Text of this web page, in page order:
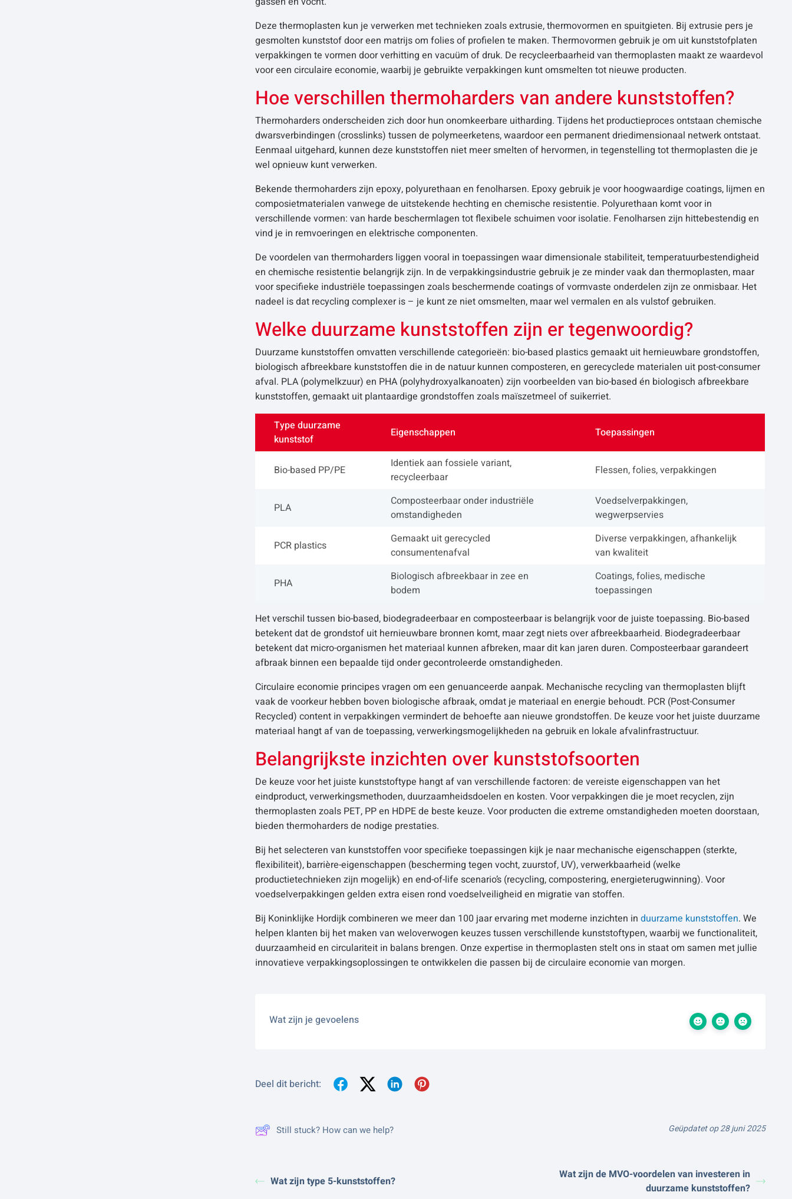
Deze thermoplasten kun je verwerken met technieken zoals extrusie, thermovormen en spuitgieten. Bij extrusie pers je
gesmolten kunststof door een matrijs om folies of profielen te maken. Thermovormen gebruik je om uit kunststofplaten
verpakkingen te vormen door verhitting en vacuüm of druk. De recycleerbaarheid van thermoplasten maakt ze waardevol
voor een circulaire economie, waarbij je gebruikte verpakkingen kunt omsmelten tot nieuwe producten.
Hoe verschillen thermoharders van andere kunststoffen?
Thermoharders onderscheiden zich door hun onomkeerbare uitharding. Tijdens het productieproces ontstaan chemische
dwarsverbindingen (crosslinks) tussen de polymeerketens, waardoor een permanent driedimensionaal netwerk ontstaat.
Eenmaal uitgehard, kunnen deze kunststoffen niet meer smelten of hervormen, in tegenstelling tot thermoplasten die je
wel opnieuw kunt verwerken.
Bekende thermoharders zijn epoxy, polyurethaan en fenolharsen. Epoxy gebruik je voor hoogwaardige coatings, lijmen en
composietmaterialen vanwege de uitstekende hechting en chemische resistentie. Polyurethaan komt voor in
verschillende vormen: van harde beschermlagen tot flexibele schuimen voor isolatie. Fenolharsen zijn hittebestendig en
vind je in remvoeringen en elektrische componenten.
De voordelen van thermoharders liggen vooral in toepassingen waar dimensionale stabiliteit, temperatuurbestendigheid
en chemische resistentie belangrijk zijn. In de verpakkingsindustrie gebruik je ze minder vaak dan thermoplasten, maar
voor specifieke industriële toepassingen zoals beschermende coatings of vormvaste onderdelen zijn ze onmisbaar. Het
nadeel is dat recycling complexer is – je kunt ze niet omsmelten, maar wel vermalen en als vulstof gebruiken.
Welke duurzame kunststoffen zijn er tegenwoordig?
Duurzame kunststoffen omvatten verschillende categorieën: bio-based plastics gemaakt uit hernieuwbare grondstoffen,
biologisch afbreekbare kunststoffen die in de natuur kunnen composteren, en gerecyclede materialen uit post-consumer
afval. PLA (polymelkzuur) en PHA (polyhydroxyalkanoaten) zijn voorbeelden van bio-based én biologisch afbreekbare
kunststoffen, gemaakt uit plantaardige grondstoffen zoals maïszetmeel of suikerriet.
Type duurzame
kunststof
Eigenschappen Toepassingen
Bio-based PP/PE
Identiek aan fossiele variant,
recycleerbaar
Flessen, folies, verpakkingen
PLA
Composteerbaar onder industriële
omstandigheden
Voedselverpakkingen,
wegwerpservies
PCR plastics
Gemaakt uit gerecycled
consumentenafval
Diverse verpakkingen, afhankelijk
van kwaliteit
PHA
Biologisch afbreekbaar in zee en
bodem
Coatings, folies, medische
toepassingen
Het verschil tussen bio-based, biodegradeerbaar en composteerbaar is belangrijk voor de juiste toepassing. Bio-based
betekent dat de grondstof uit hernieuwbare bronnen komt, maar zegt niets over afbreekbaarheid. Biodegradeerbaar
betekent dat micro-organismen het materiaal kunnen afbreken, maar dit kan jaren duren. Composteerbaar garandeert
afbraak binnen een bepaalde tijd onder gecontroleerde omstandigheden.
Circulaire economie principes vragen om een genuanceerde aanpak. Mechanische recycling van thermoplasten blijft
vaak de voorkeur hebben boven biologische afbraak, omdat je materiaal en energie behoudt. PCR (Post-Consumer
Recycled) content in verpakkingen vermindert de behoefte aan nieuwe grondstoffen. De keuze voor het juiste duurzame
materiaal hangt af van de toepassing, verwerkingsmogelijkheden na gebruik en lokale afvalinfrastructuur.
Belangrijkste inzichten over kunststofsoorten
De keuze voor het juiste kunststoftype hangt af van verschillende factoren: de vereiste eigenschappen van het
eindproduct, verwerkingsmethoden, duurzaamheidsdoelen en kosten. Voor verpakkingen die je moet recyclen, zijn
thermoplasten zoals PET, PP en HDPE de beste keuze. Voor producten die extreme omstandigheden moeten doorstaan,
bieden thermoharders de nodige prestaties.
Bij het selecteren van kunststoffen voor specifieke toepassingen kijk je naar mechanische eigenschappen (sterkte,
flexibiliteit), barrière-eigenschappen (bescherming tegen vocht, zuurstof, UV), verwerkbaarheid (welke
productietechnieken zijn mogelijk) en end-of-life scenario’s (recycling, compostering, energieterugwinning). Voor
voedselverpakkingen gelden extra eisen rond voedselveiligheid en migratie van stoffen.
Bij Koninklijke Hordijk combineren we meer dan 100 jaar ervaring met moderne inzichten induurzame kunststoffen. We
helpen klanten bij het maken van weloverwogen keuzes tussen verschillende kunststoftypen, waarbij we functionaliteit,
duurzaamheid en circulariteit in balans brengen. Onze expertise in thermoplasten stelt ons in staat om samen met jullie
innovatieve verpakkingsoplossingen te ontwikkelen die passen bij de circulaire economie van morgen.
Wat zijn je gevoelens
Deel dit bericht:
Still stuck? How can we help? Geüpdatet op 28 juni 2025
Wat zijn type 5-kunststoffen?
Wat zijn de MVO-voordelen van investeren in
duurzame kunststoffen?